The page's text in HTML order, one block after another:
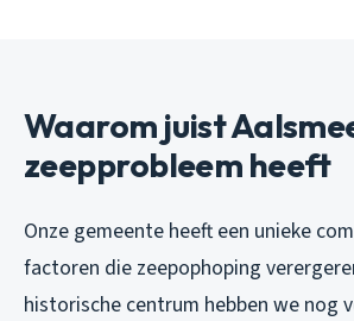
Waarom juist
zeepprobleem heeft
Onze gemeente heeft een unieke
factoren die zeepophoping
historische centrum hebben we nog